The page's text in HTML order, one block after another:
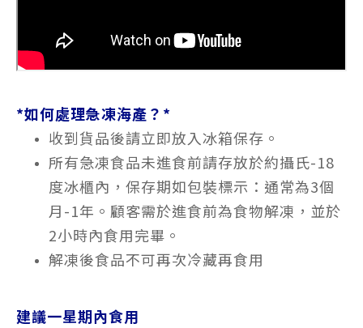
*如何處理急凍海產？*
收到貨品後請立即放入冰箱保存。
所有急凍食品未進食前請存放於約攝氏-18
度冰櫃內，保存期如包裝標示：通常為3個
月-1年。顧客需於進食前為食物解凍，並於
2小時內食用完畢。
解凍後食品不可再次冷藏再食用
建議一星期內食用